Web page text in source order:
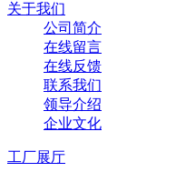
关于我们
公司简介
在线留言
在线反馈
联系我们
领导介绍
企业文化
工厂展厅